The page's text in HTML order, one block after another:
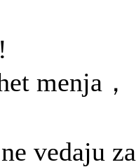
menja，
vedaju za